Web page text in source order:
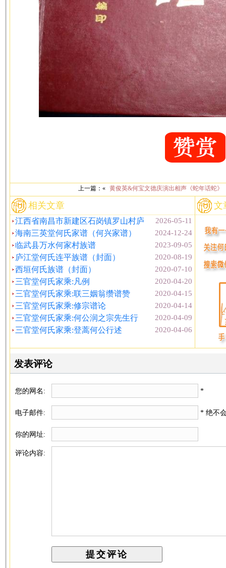
上一篇：« 黄俊英&何宝文德庆演出相声《蛇年话蛇》
相关文章
2026-05-11
江西省南昌市新建区石岗镇罗山村庐
2024-12-24
海南三英堂何氏家谱（何兴家谱）
2023-09-05
临武县万水何家村族谱
2020-08-19
庐江堂何氏连平族谱（封面）
2020-07-10
西垣何氏族谱（封面）
2020-04-20
三官堂何氏家乘:凡例
2020-04-15
三官堂何氏家乘:联三姻翁缵谱赞
2020-04-14
三官堂何氏家乘:修宗谱论
2020-04-09
三官堂何氏家乘:何公润之宗先生行
2020-04-06
三官堂何氏家乘:登蒿何公行述
文
发表评论
您的网名: *
电子邮件: * 绝不
你的网址:
评论内容: